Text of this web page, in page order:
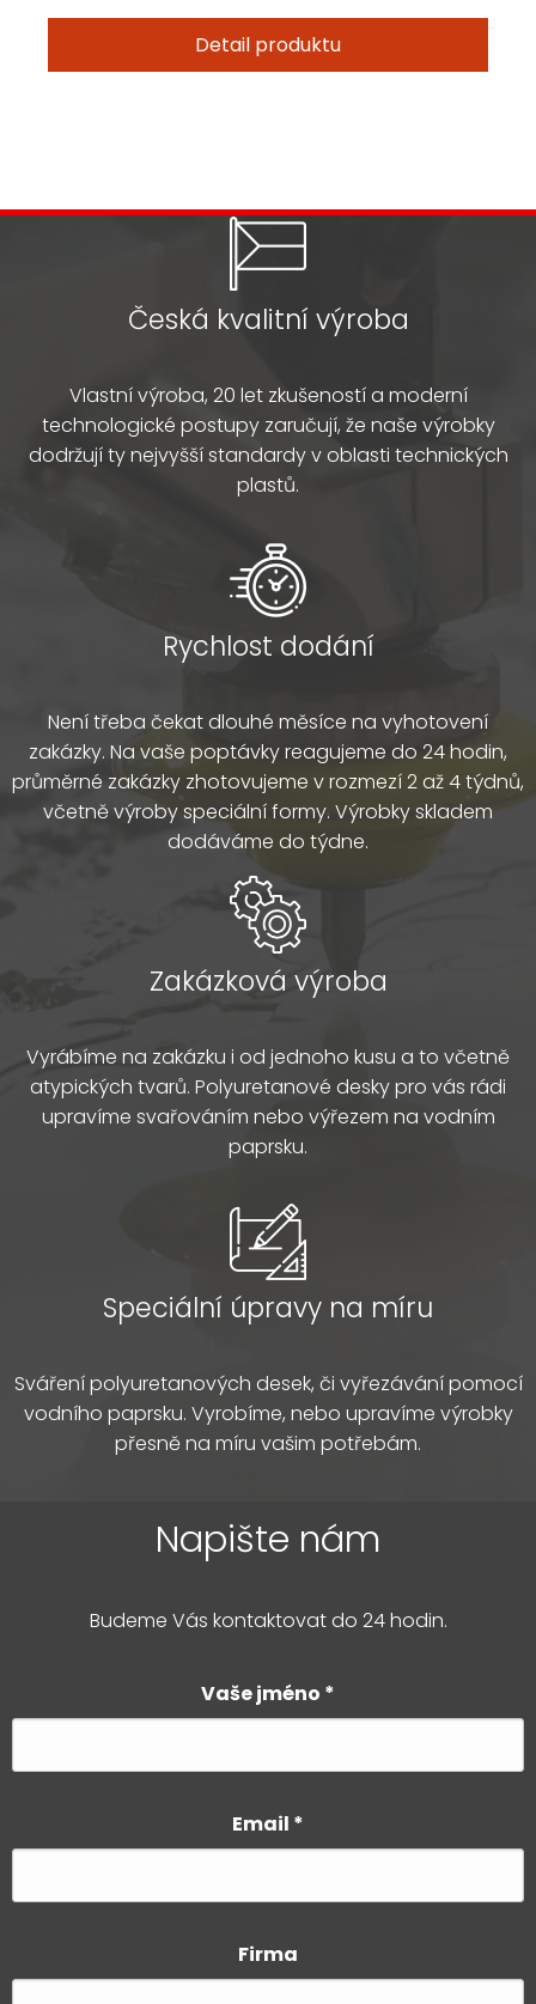
Detail produktu
Česká kvalitní výroba
Vlastní výroba, 20 let zkušeností a moderní
technologické postupy zaručují, že naše výrobky
dodržují ty nejvyšší standardy v oblasti technických
plastů.
Rychlost dodání
Není třeba čekat dlouhé měsíce na vyhotovení
zakázky. Na vaše poptávky reagujeme do 24 hodin,
průměrné zakázky zhotovujeme v rozmezí 2 až 4 týdnů,
včetně výroby speciální formy. Výrobky skladem
dodáváme do týdne.
Zakázková výroba
Vyrábíme na zakázku i od jednoho kusu a to včetně
atypických tvarů. Polyuretanové desky pro vás rádi
upravíme svařováním nebo výřezem na vodním
paprsku.
Speciální úpravy na míru
Sváření polyuretanových desek, či vyřezávání pomocí
vodního paprsku. Vyrobíme, nebo upravíme výrobky
přesně na míru vašim potřebám.
Napište nám
Budeme Vás kontaktovat do 24 hodin.
Vaše jméno *
Email *
Firma